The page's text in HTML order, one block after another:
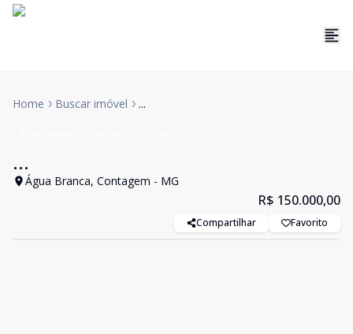
Home Buscar imóvel ...
...
Água Branca, Contagem - MG
R$ 150.000,00
Compartilhar Favorito